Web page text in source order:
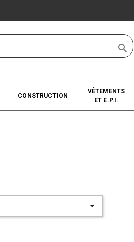

CONSTRUCTION
VÊTEMENTS
ET E.P.I.
